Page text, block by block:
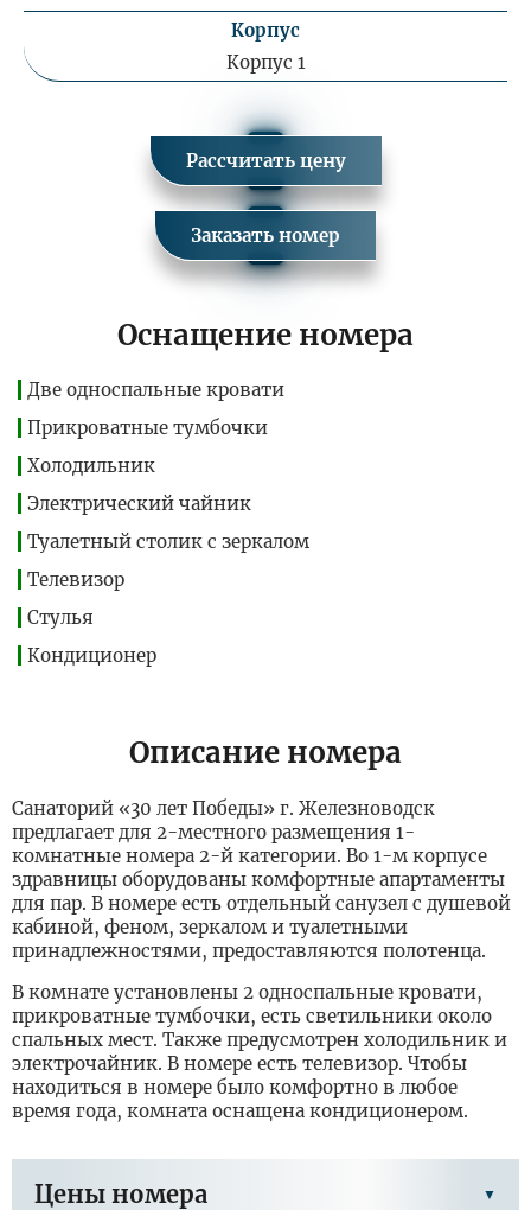
Корпус
Корпус 1
Рассчитать цену
Заказать номер
Оснащение номера
Две односпальные кровати
Прикроватные тумбочки
Холодильник
Электрический чайник
Туалетный столик с зеркалом
Телевизор
Стулья
Кондиционер
Описание номера
Санаторий «30 лет Победы» г. Железноводск
предлагает для 2-местного размещения 1-
комнатные номера 2-й категории. Во 1-м корпусе
здравницы оборудованы комфортные апартаменты
для пар. В номере есть отдельный санузел с душевой
кабиной, феном, зеркалом и туалетными
принадлежностями, предоставляются полотенца.
В комнате установлены 2 односпальные кровати,
прикроватные тумбочки, есть светильники около
спальных мест. Также предусмотрен холодильник и
электрочайник. В номере есть телевизор. Чтобы
находиться в номере было комфортно в любое
время года, комната оснащена кондиционером.
Цены номера